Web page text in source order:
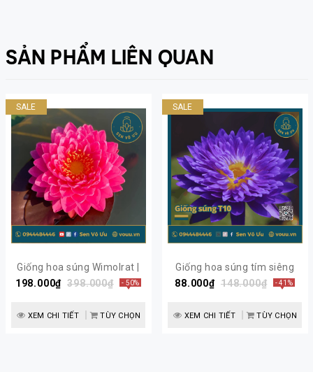
SẢN PHẨM LIÊN QUAN
SALE
Giống hoa súng Wimolrat |
Sen Vô Ưu
198.000₫ 398.000₫ - 50%
XEM CHI TIẾT TÙY CHỌN
SALE
Giống hoa súng tím siêng
hoa T10 | Sen Vô Ưu
88.000₫ 148.000₫ - 41%
XEM CHI TIẾT TÙY CHỌN